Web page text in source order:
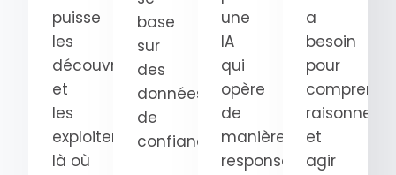
puisse
les
découvrir
et
les
exploiter
là où
base
sur
des
données
de
confiance.
une
IA
qui
opère
de
manière
responsable.
a
besoin
pour
raisonner
et
agir